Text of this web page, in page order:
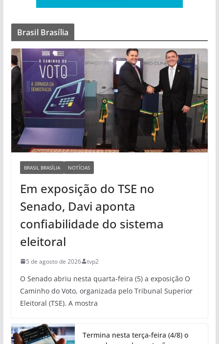
Brasil Brasília
BRASIL BRASÍLIA NOTÍCIAS
Em exposição do TSE no
Senado, Davi aponta
confiabilidade do sistema
eleitoral
5 de agosto de 2026 tvp2
O Senado abriu nesta quarta-feira (5) a exposição O
Caminho do Voto, organizada pelo Tribunal Superior
Eleitoral (TSE). A mostra
Termina nesta terça-feira (4/8) o